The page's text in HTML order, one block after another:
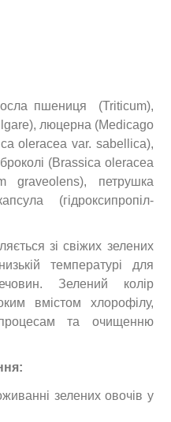
пшениця (Triticum),
люцерна (Medicago
oleracea var. sabellica),
(Brassica oleracea
graveolens), петрушка
(гідроксипропіл-
зі свіжих зелених
температурі для
Зелений колір
вмістом хлорофілу,
та очищенню
зелених овочів у